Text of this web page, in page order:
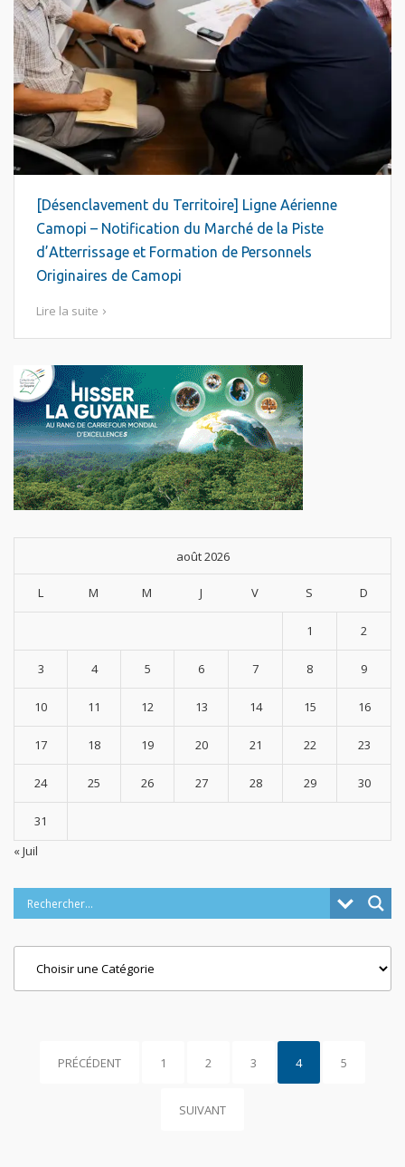
[Désenclavement du Territoire] Ligne Aérienne
Camopi – Notification du Marché de la Piste
d’Atterrissage et Formation de Personnels
Originaires de Camopi
Lire la suite
août 2026
L M M J V S D
1 2
3 4 5 6 7 8 9
10 11 12 13 14 15 16
17 18 19 20 21 22 23
24 25 26 27 28 29 30
31
« Juil
PRÉCÉDENT 1 2 3 4 5
SUIVANT